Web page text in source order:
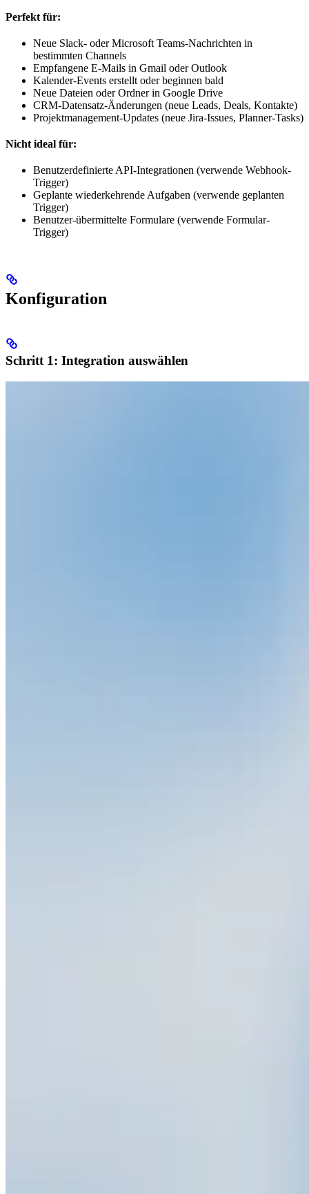
Perfekt für:
Neue Slack- oder Microsoft Teams-Nachrichten in
bestimmten Channels
Empfangene E-Mails in Gmail oder Outlook
Kalender-Events erstellt oder beginnen bald
Neue Dateien oder Ordner in Google Drive
CRM-Datensatz-Änderungen (neue Leads, Deals, Kontakte)
Projektmanagement-Updates (neue Jira-Issues, Planner-Tasks)
Nicht ideal für:
Benutzerdefinierte API-Integrationen (verwende Webhook-
Trigger)
Geplante wiederkehrende Aufgaben (verwende geplanten
Trigger)
Benutzer-übermittelte Formulare (verwende Formular-
Trigger)
Konfiguration
Schritt 1: Integration auswählen